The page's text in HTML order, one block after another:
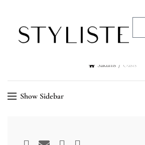
Sākums Oasis
Show Sidebar